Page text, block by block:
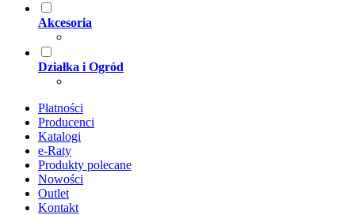
Akcesoria
Działka i Ogród
Płatności
Producenci
Katalogi
e-Raty
Produkty polecane
Nowości
Outlet
Kontakt